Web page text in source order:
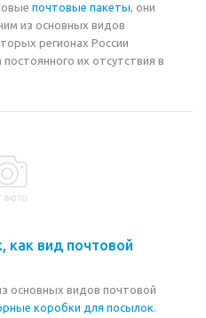
почтовые пакеты, они
из основных видов
регионах России
их отсутствия в
как вид почтовой
основных видов почтовой
коробки для посылок.